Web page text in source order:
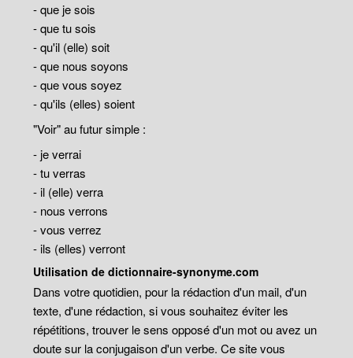
- que je sois
- que tu sois
- qu'il (elle) soit
- que nous soyons
- que vous soyez
- qu'ils (elles) soient
"Voir" au futur simple :
- je verrai
- tu verras
- il (elle) verra
- nous verrons
- vous verrez
- ils (elles) verront
Utilisation de dictionnaire-synonyme.com
Dans votre quotidien, pour la rédaction d'un mail, d'un
texte, d'une rédaction, si vous souhaitez éviter les
répétitions, trouver le sens opposé d'un mot ou avez un
doute sur la conjugaison d'un verbe. Ce site vous